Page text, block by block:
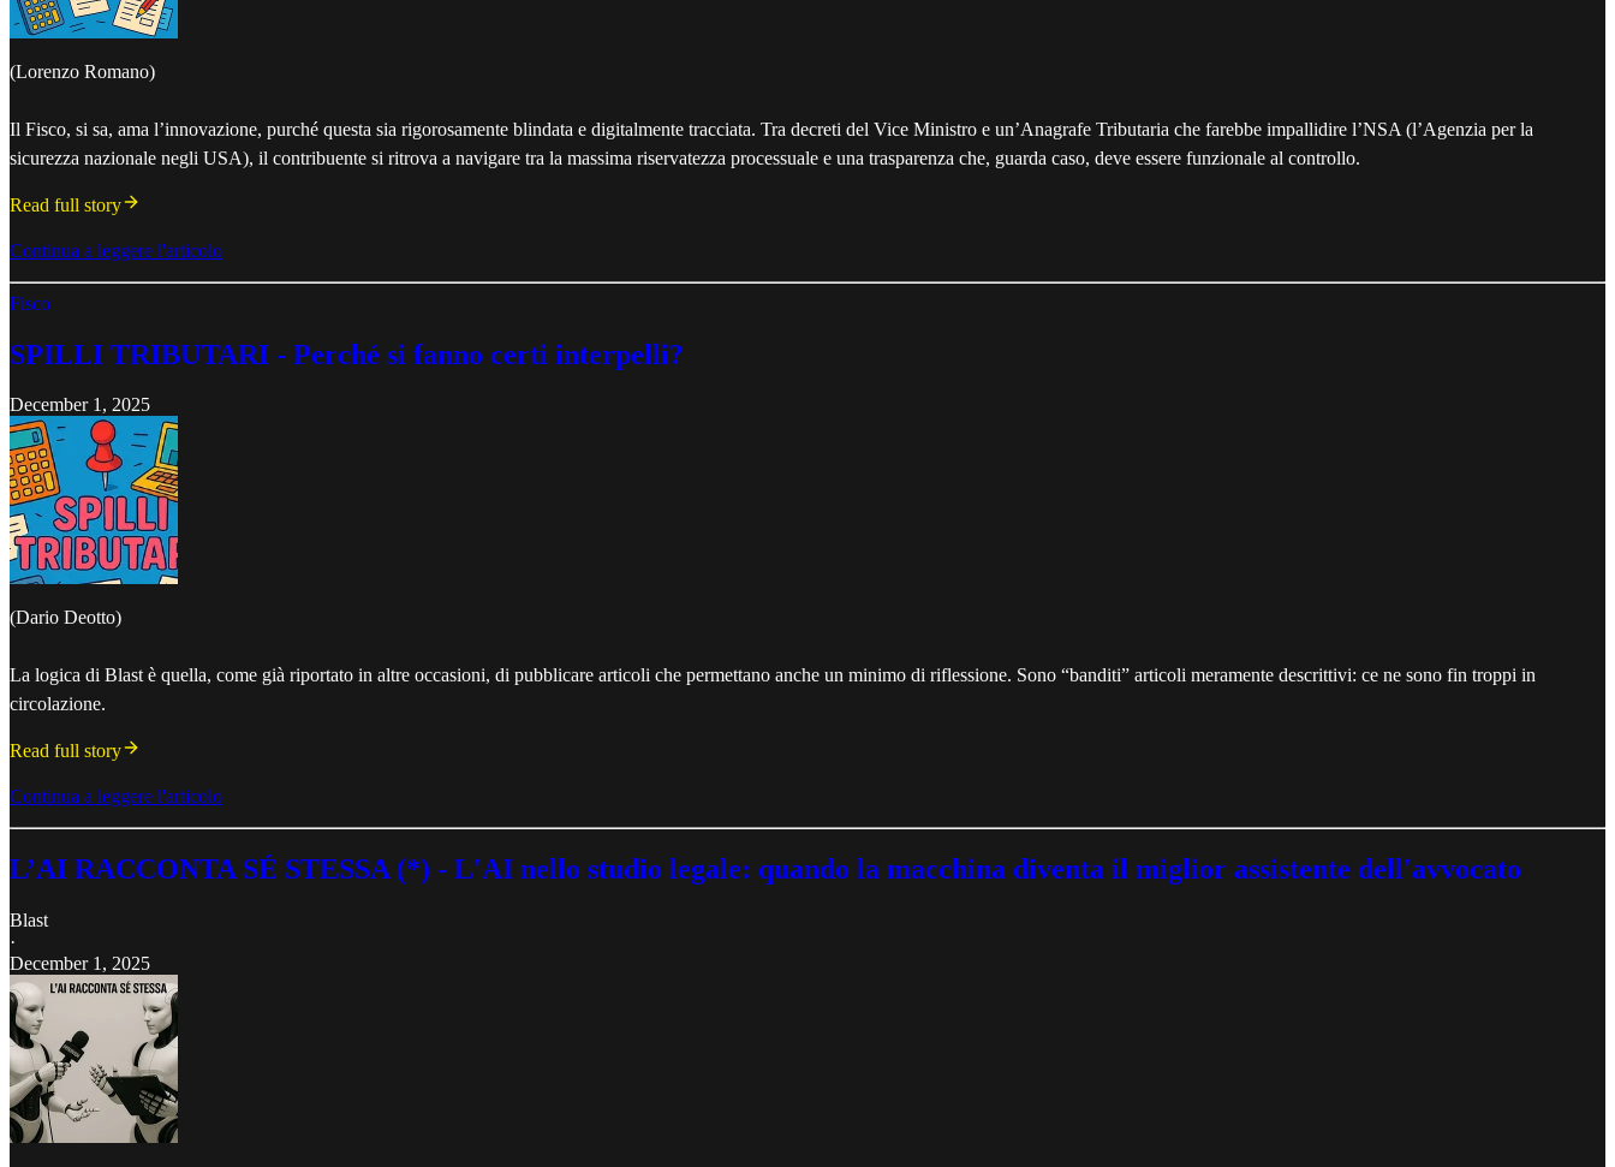
(Lorenzo Romano)
Il Fisco, si sa, ama l’innovazione, purché questa sia rigorosamente blindata e digitalmente tracciata. Tra decreti del Vice Ministro e un’Anagrafe Tributaria che farebbe impallidire l’NSA (l’Agenzia per la
sicurezza nazionale negli USA), il contribuente si ritrova a navigare tra la massima riservatezza processuale e una trasparenza che, guarda caso, deve essere funzionale al controllo.
Read full story
Continua a leggere l'articolo
Fisco
SPILLI TRIBUTARI - Perché si fanno certi interpelli?
December 1, 2025
(Dario Deotto)
La logica di Blast è quella, come già riportato in altre occasioni, di pubblicare articoli che permettano anche un minimo di riflessione. Sono “banditi” articoli meramente descrittivi: ce ne sono fin troppi in
circolazione.
Read full story
Continua a leggere l'articolo
L’AI RACCONTA SÉ STESSA (*) - L'AI nello studio legale: quando la macchina diventa il miglior assistente dell'avvocato
Blast
·
December 1, 2025